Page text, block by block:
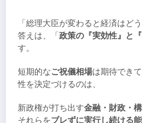
「総理大臣が変わると経済はど
答えは、「政策の『実効性』と
す。
短期的なご祝儀相場は期待でき
性を決定づけるのは、
新政権が打ち出す金融・財政・
それらをブレずに実行し続ける